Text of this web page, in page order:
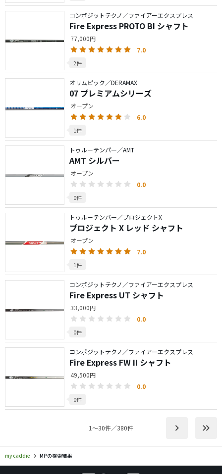
コンポジットテクノ／ファイアーエクスプレス
Fire Express PROTO BI シャフト
77,000円
7.0
2件
オリムピック／DERAMAX
07 プレミアムシリーズ
オープン
6.0
1件
トゥルーテンパー／AMT
AMT シルバー
オープン
0.0
0件
トゥルーテンパー／プロジェクトX
プロジェクト X レッド シャフト
オープン
7.0
1件
コンポジットテクノ／ファイアーエクスプレス
Fire Express UT シャフト
33,000円
0.0
0件
コンポジットテクノ／ファイアーエクスプレス
Fire Express FW II シャフト
49,500円
0.0
0件
1〜30件／380件 keyboard_arrow_right keyboard_double_arrow_right
my caddie MPの検索結果